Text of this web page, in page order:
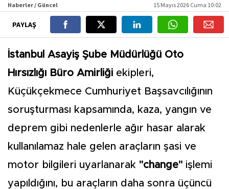
Haberler / Güncel 15 Mayıs 2026 Cuma 10:02
PAYLAŞ
İstanbul Asayiş Şube Müdürlüğü Oto
Hırsızlığı Büro Amirliği ekipleri,
Küçükçekmece Cumhuriyet Başsavcılığının
soruşturması kapsamında, kaza, yangın ve
deprem gibi nedenlerle ağır hasar alarak
kullanılamaz hale gelen araçların şasi ve
motor bilgileri uyarlanarak "change" işlemi
yapıldığını, bu araçların daha sonra üçüncü